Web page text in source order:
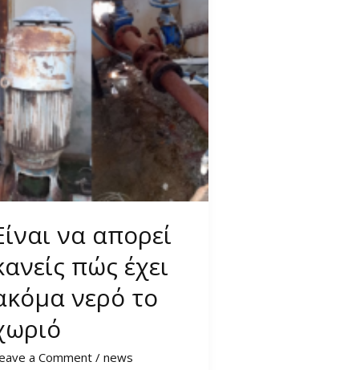
να απορεί
πώς έχει
νερό το
a Comment /news